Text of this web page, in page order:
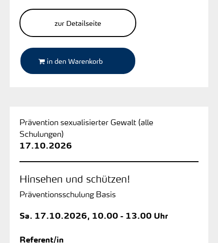
zur Detailseite
in den Warenkorb
Prävention sexualisierter Gewalt (alle
Schulungen)
17.10.2026
Hinsehen und schützen!
Präventionsschulung Basis
Sa. 17.10.2026, 10.00 - 13.00 Uhr
Referent/in